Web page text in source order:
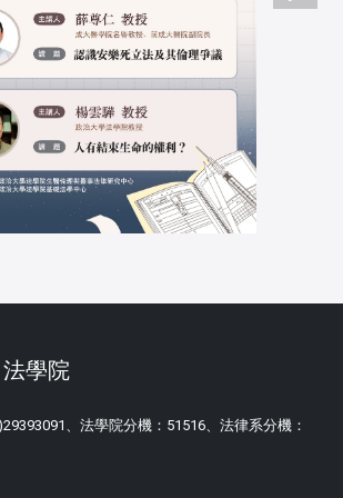
法學院
、法學院分機：51516、法律系分機：